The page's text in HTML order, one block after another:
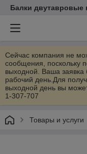
Балки двутавровые
Сейчас компания не
сообщения, поскольку
выходной. Ваша заявка
рабочий день.Для
выходной день вы
1-307-707
Товары и услуги